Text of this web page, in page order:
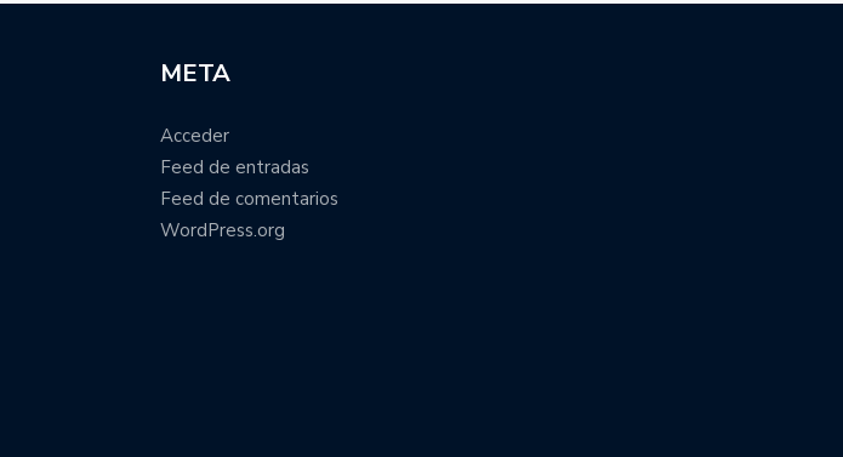
META
Acceder
Feed de entradas
Feed de comentarios
WordPress.org